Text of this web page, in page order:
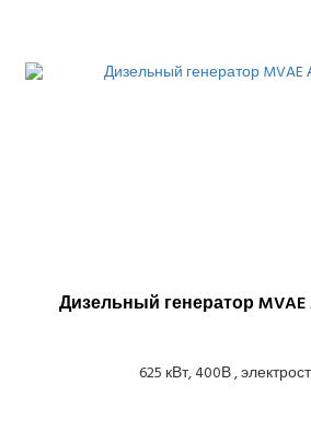
Дизельный генератор
625 кВт, 400В ,